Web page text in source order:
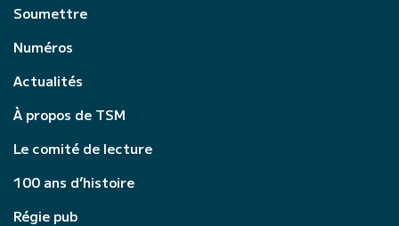
Soumettre
Numéros
Actualités
À propos de TSM
Le comité de lecture
100 ans d’histoire
Régie pub